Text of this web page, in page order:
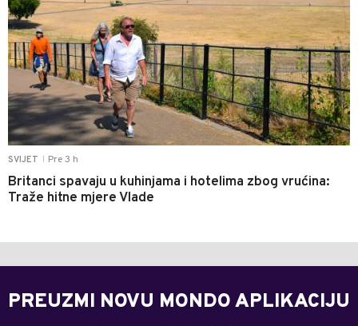
SVIJET Pre 3 h
Britanci spavaju u kuhinjama i hotelima zbog vrućina:
Traže hitne mjere Vlade
PREUZMI NOVU MONDO APLIKACIJU